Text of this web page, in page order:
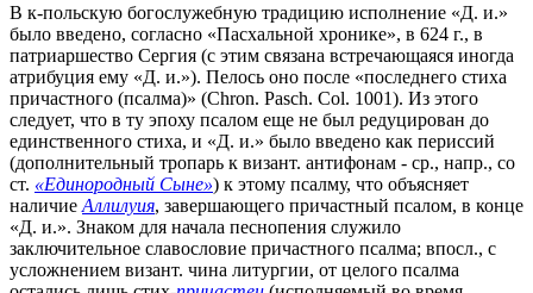
В к-польскую богослужебную традицию исполнение «Д. и.»
было введено, согласно «Пасхальной хронике», в 624 г., в
патриаршество Сергия (с этим связана встречающаяся иногда
атрибуция ему «Д. и.»). Пелось оно после «последнего стиха
причастного (псалма)» (Chron. Pasch. Col. 1001). Из этого
следует, что в ту эпоху псалом еще не был редуцирован до
единственного стиха, и «Д. и.» было введено как периссий
(дополнительный тропарь к визант. антифонам - ср., напр., со
ст. «Единородный Сыне») к этому псалму, что объясняет
наличие Аллилуия, завершающего причастный псалом, в конце
«Д. и.». Знаком для начала песнопения служило
заключительное славословие причастного псалма; впосл., с
усложнением визант. чина литургии, от целого псалма